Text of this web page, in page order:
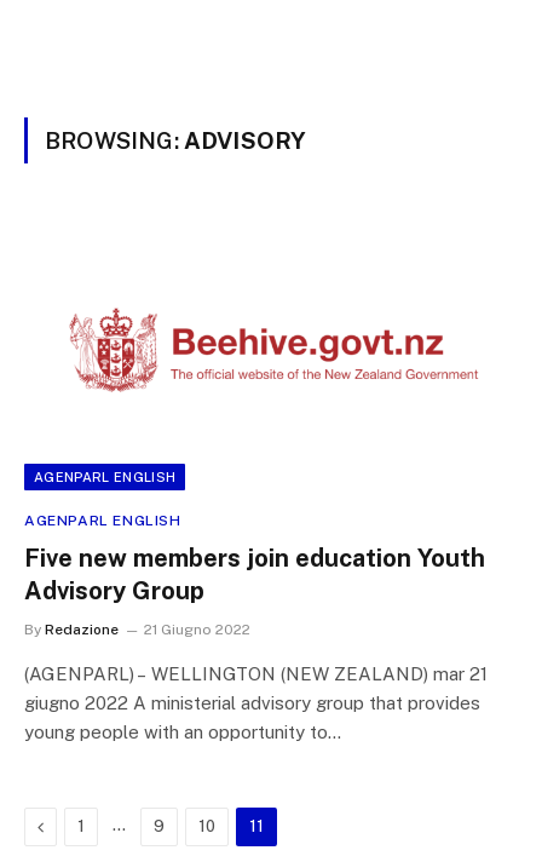
BROWSING: ADVISORY
AGENPARL ENGLISH
AGENPARL ENGLISH
Five new members join education Youth
Advisory Group
By Redazione 21 Giugno 2022
(AGENPARL) – WELLINGTON (NEW ZEALAND) mar 21
giugno 2022 A ministerial advisory group that provides
young people with an opportunity to…
Previous
1 … 9 10 11